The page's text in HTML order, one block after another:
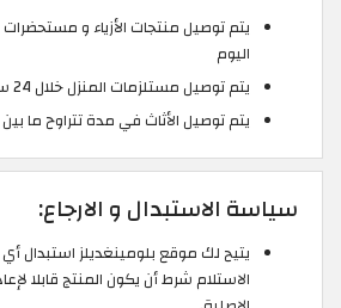
يتم توصيل منتجات الأزياء و
اليوم
يتم توصيل مستلزمات المنزل خلال 24 ساعة
يتم توصيل الأثاث في مدة تتراوح ما بين 4-7 أيام.
سياسة الاستبدال و الارجاع:
الاستلام شرط أن يكون المنتج قابلا